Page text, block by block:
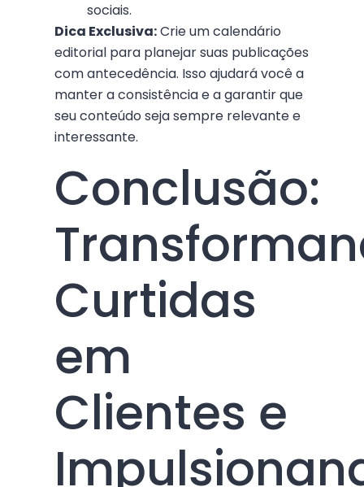
sociais.
Dica Exclusiva:Crie um calendário
editorial para planejar suas publicações
com antecedência. Isso ajudará você a
manter a consistência e a garantir que
seu conteúdo seja sempre relevante e
interessante.
Conclusão:
Curtidas
em
Clientes e